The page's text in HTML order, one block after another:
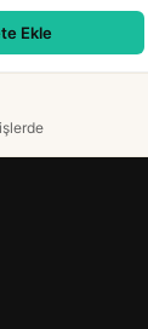
Ekle